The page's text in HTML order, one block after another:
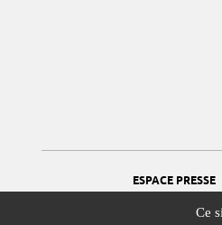
Ce
ESPACE PRESSE